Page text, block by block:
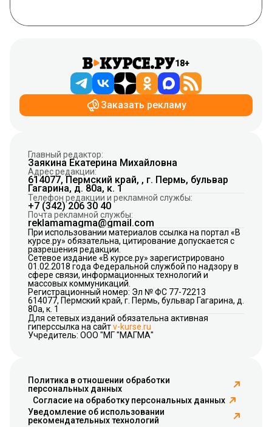
18+
Заказать рекламу
Главный редактор:
Заякина Екатерина Михайловна
Адрес редакции:
614077, Пермский край, , г. Пермь, бульвар
Гагарина, д. 80а, к. 1
Телефон редакции и рекламной службы:
+7 (342) 206 30 40
Почта рекламной службы:
reklamamagma@gmail.com
При использовании материалов ссылка на портал «В
курсе.ру» обязательна, цитирование допускается с
разрешения редакции.
Сетевое издание «В курсе.ру» зарегистрировано
01.02.2018 года Федеральной службой по надзору в
сфере связи, информационных технологий и
массовых коммуникаций.
Регистрационный номер: Эл № ФС 77-72213
614077, Пермский край, г. Пермь, бульвар Гагарина, д.
80а, к. 1
Для сетевых изданий обязательна активная
гиперссылка на сайтv-kurse.ru
Учредитель: ООО "МГ "МАГМА"
Политика в отношении обработки
персональных данных
Согласие на обработку персональных данных
Уведомление об использовании
рекомендательных технологий